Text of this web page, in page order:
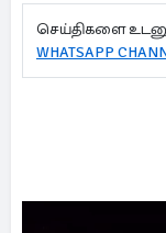
செய்திகளை
WHATSAPP